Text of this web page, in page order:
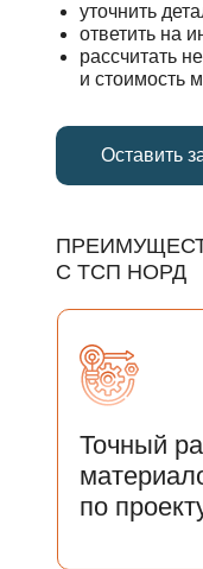
уточнить
ответить на
рассчитать
и стоимость
С ТСП НОРД
Точный
по
Оставить